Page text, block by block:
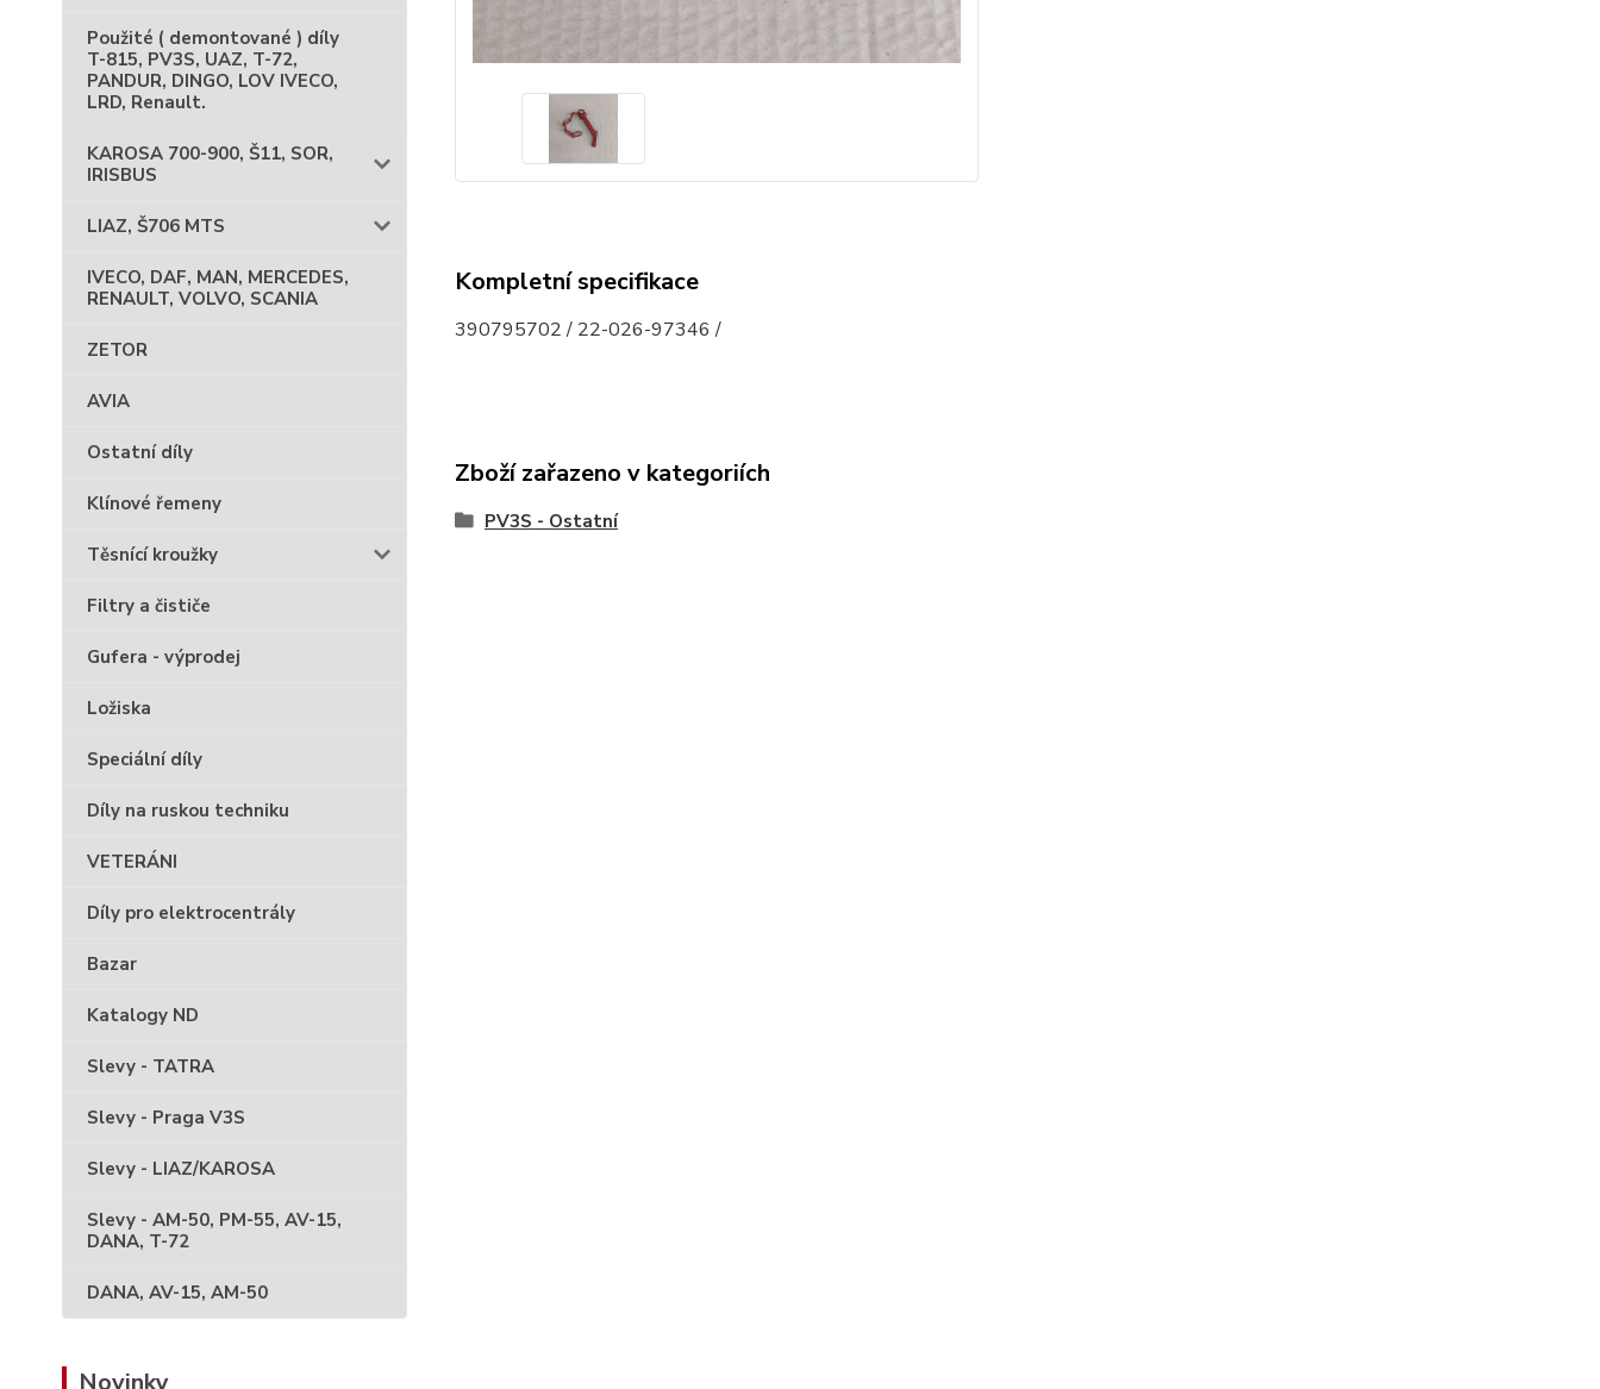
Použité ( demontované ) díly
T-815, PV3S, UAZ, T-72,
PANDUR, DINGO, LOV IVECO,
LRD, Renault.
KAROSA 700-900, Š11, SOR,
IRISBUS
LIAZ, Š706 MTS
IVECO, DAF, MAN, MERCEDES,
RENAULT, VOLVO, SCANIA
ZETOR
AVIA
Ostatní díly
Klínové řemeny
Těsnící kroužky
Filtry a čističe
Gufera - výprodej
Ložiska
Speciální díly
Díly na ruskou techniku
VETERÁNI
Díly pro elektrocentrály
Bazar
Katalogy ND
Slevy - TATRA
Slevy - Praga V3S
Slevy - LIAZ/KAROSA
Slevy - AM-50, PM-55, AV-15,
DANA, T-72
DANA, AV-15, AM-50
Novinky
Kompletní specifikace
390795702 / 22-026-97346 /
Zboží zařazeno v kategoriích
PV3S - Ostatní